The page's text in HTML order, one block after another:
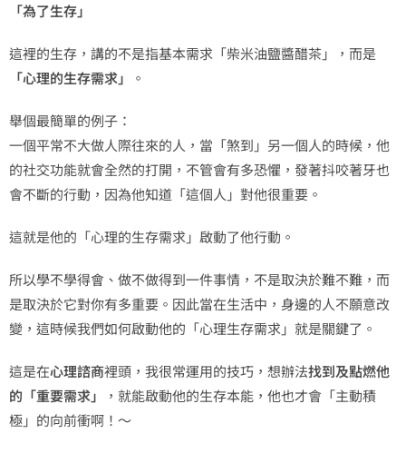
「為了生存」
這裡的生存，講的不是指基本需求「柴米油鹽醬醋茶」，而是
「心理的生存需求」
。
舉個最簡單的例子：
一個平常不大做人際往來的人，當「煞到」另一個人的時候，他
的社交功能就會全然的打開，不管會有多恐懼，發著抖咬著牙也
會不斷的行動，因為他知道「這個人」對他很重要。
這就是他的「心理的生存需求」啟動了他行動。
所以學不學得會、做不做得到一件事情，不是取決於難不難，而
是取決於它對你有多重要。因此當在生活中，身邊的人不願意改
變，這時候我們如何啟動他的「心理生存需求」就是關鍵了。
這是在心理諮商裡頭，我很常運用的技巧，想辦法找到及點燃他
的「重要需求」
，就能啟動他的生存本能，他也才會「主動積
極」的向前衝啊！～